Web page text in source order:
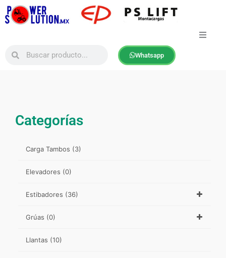
contenido
BuscarBuscar
Whatsapp
Categorías
Carga Tambos (3)
Elevadores (0)
Estibadores (36)
Grúas (0)
Llantas (10)